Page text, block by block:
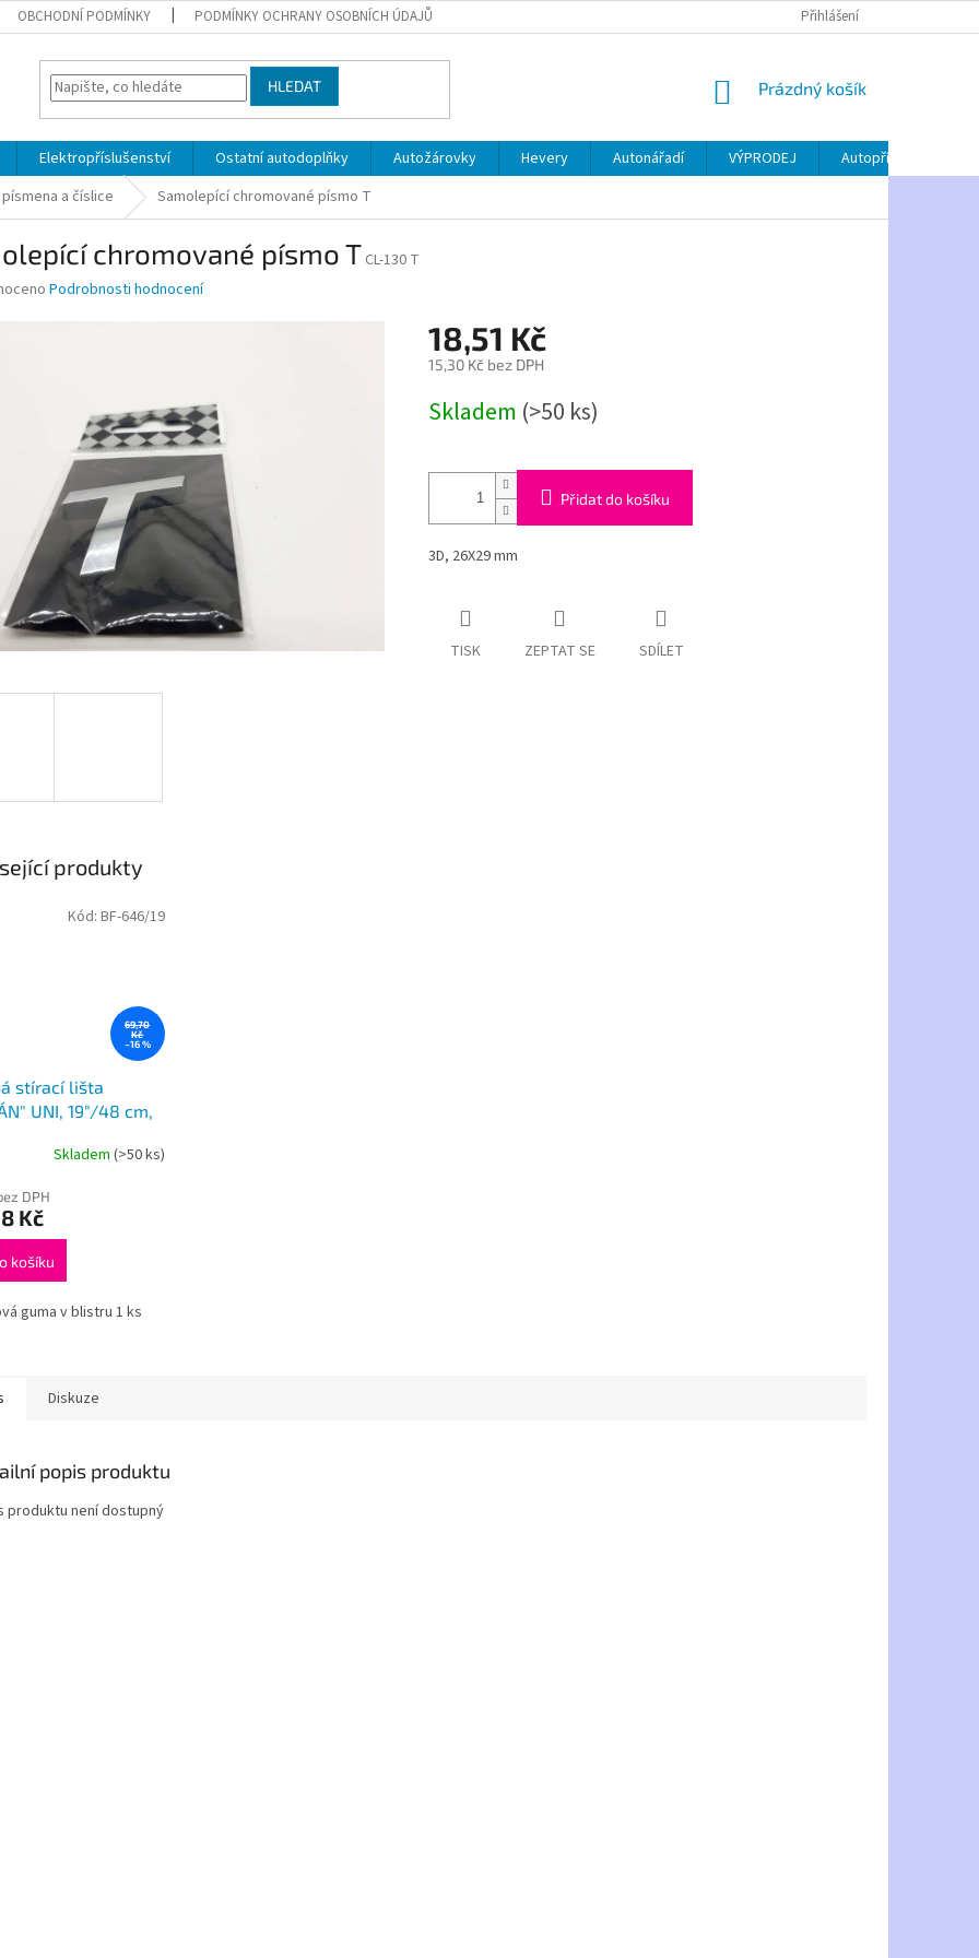
OBCHODNÍ PODMÍNKY PODMÍNKY OCHRANY OSOBNÍCH ÚDAJŮ Přihlášení
HLEDAT
NÁKUPNÍ
Prázdný košík
Elektropříslušenství Ostatní autodoplňky Autožárovky Hevery Autonářadí VÝPRODEJ
Autopříslušenství
písmena a číslice
Samolepící chromované písmo T
chromované písmo T CL-130 T
Podrobnosti hodnocení
18,51 Kč
15,30 Kč bez DPH
cena:
Skladem (>50 ks)
Přidat do košíku
3D, 26X29 mm
TISK ZEPTAT SE SDÍLET
produkty
69,70
Kč
–16 %
stírací lišta
UNI, 19"/48 cm,
Skladem (>50 ks)
DPH
Kč
košíku
guma v blistru 1 ks
Kód: BF-646/19
Diskuze
popis produktu
produktu není dostupný